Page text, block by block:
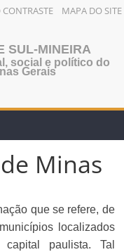
MAPA DO SITE
SUL-MINEIRA
social e político do
Gerais
Minas
que se refere, de
localizados
paulista. Tal